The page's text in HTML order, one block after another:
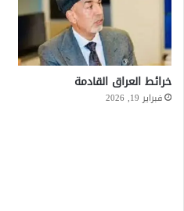
خرائط العراق القادمة
فبراير 19, 2026